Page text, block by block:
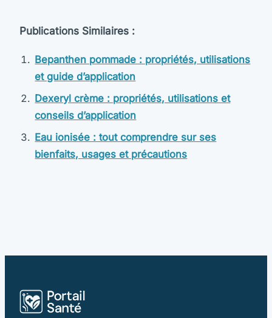
Publications Similaires :
Bepanthen pommade : propriétés, utilisations
et guide d’application
Dexeryl crème : propriétés, utilisations et
conseils d’application
Eau ionisée : tout comprendre sur ses
bienfaits, usages et précautions